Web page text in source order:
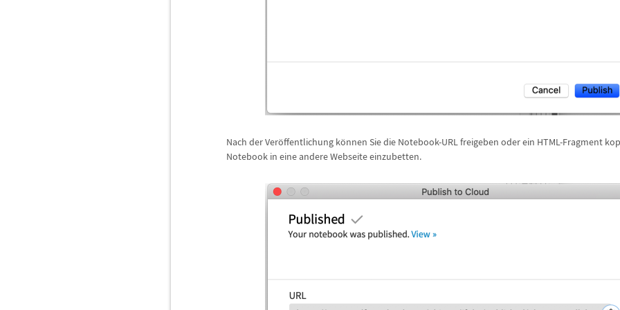
Nach der Veröffentlichung können Sie die Notebook-URL freigeben oder ein HTML-Fragment
Notebook in eine andere Webseite einzubetten.